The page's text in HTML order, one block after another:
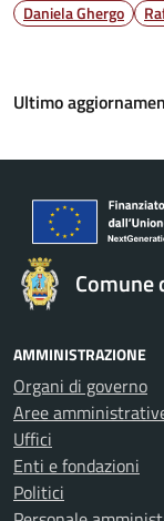
Daniela Ghergo
Ultimo
Comune
AMMINISTRAZIONE
Organi di governo
Aree
Uffici
Enti e fondazioni
Politici